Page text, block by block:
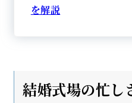
を解説
結婚式場の忙し